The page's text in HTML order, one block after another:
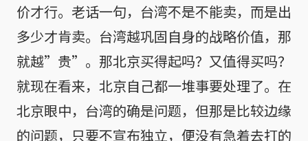
价才行。老话一句，台湾不是不能卖，而是出
多少才肯卖。台湾越巩固自身的战略价值，那
就越”贵”。那北京买得起吗？又值得买吗？
就现在看来，北京自己都一堆事要处理了。在
北京眼中，台湾的确是问题，但那是比较边缘
的问题，只要不宣布独立，便没有急着去打的